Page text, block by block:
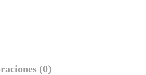
(0)